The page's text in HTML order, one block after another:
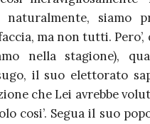
naturalmente, siamo
ma non tutti. Pero’,
nella stagione),
il suo elettorato
che Lei avrebbe
cosi’. Segua il suo